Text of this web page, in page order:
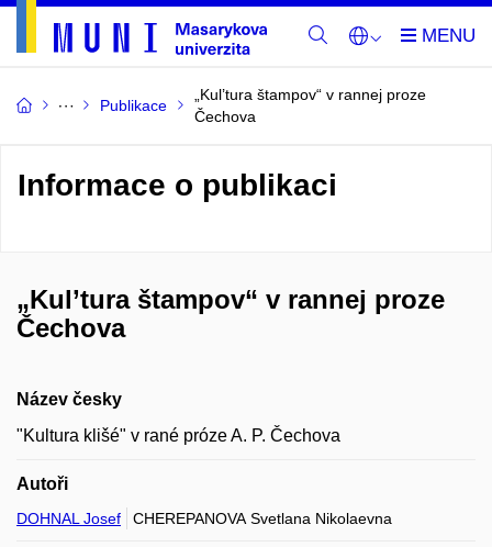
Publikace
„Kul’tura štampov“ v rannej proze
Čechova
Informace o publikaci
„Kul’tura štampov“ v rannej proze
Čechova
Název česky
"Kultura klišé" v rané próze A. P. Čechova
Autoři
DOHNAL Josef CHEREPANOVA Svetlana Nikolaevna